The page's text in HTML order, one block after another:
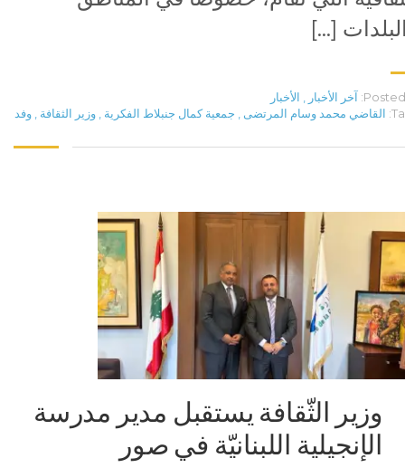
[…]
Posted آخر الأخبار
الأخبار
القاضي محمد وسام المرتضى جمعية كمال جنبلاط الفكرية وزير الثقافة وفد
وزير الثّقافة يستقبل مدير مدرسة
الإنجيلية اللبنانيّة في صور